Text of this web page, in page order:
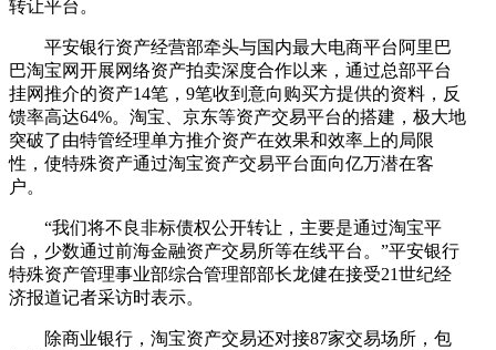
转让平台。
平安银行资产经营部牵头与国内最大电商平台阿里巴
巴淘宝网开展网络资产拍卖深度合作以来，通过总部平台
挂网推介的资产14笔，9笔收到意向购买方提供的资料，反
馈率高达64%。淘宝、京东等资产交易平台的搭建，极大地
突破了由特管经理单方推介资产在效果和效率上的局限
性，使特殊资产通过淘宝资产交易平台面向亿万潜在客
户。
“我们将不良非标债权公开转让，主要是通过淘宝平
台，少数通过前海金融资产交易所等在线平台。”平安银行
特殊资产管理事业部综合管理部部长龙健在接受21世纪经
济报道记者采访时表示。
除商业银行，淘宝资产交易还对接87家交易场所，包